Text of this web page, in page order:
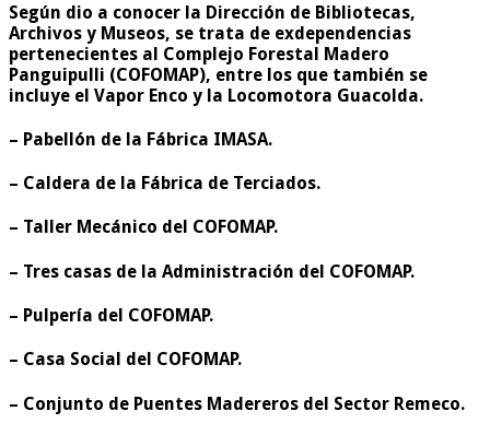
Según dio a conocer la Dirección de Bibliotecas,
Archivos y Museos, se trata de exdependencias
pertenecientes al Complejo Forestal Madero
Panguipulli (COFOMAP), entre los que también se
incluye el Vapor Enco y la Locomotora Guacolda.
– Pabellón de la Fábrica IMASA.
– Caldera de la Fábrica de Terciados.
– Taller Mecánico del COFOMAP.
– Tres casas de la Administración del COFOMAP.
– Pulpería del COFOMAP.
– Casa Social del COFOMAP.
– Conjunto de Puentes Madereros del Sector Remeco.